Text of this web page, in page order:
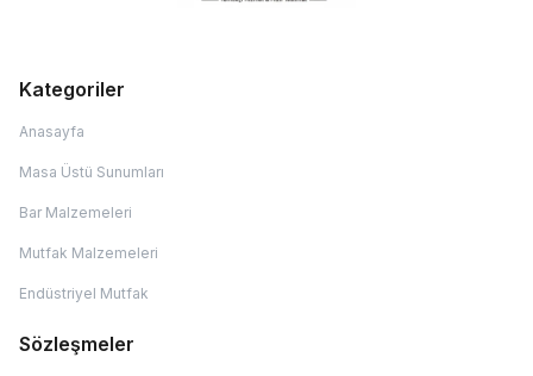
Kategoriler
Anasayfa
Masa Üstü Sunumları
Bar Malzemeleri
Mutfak Malzemeleri
Endüstriyel Mutfak
Sözleşmeler